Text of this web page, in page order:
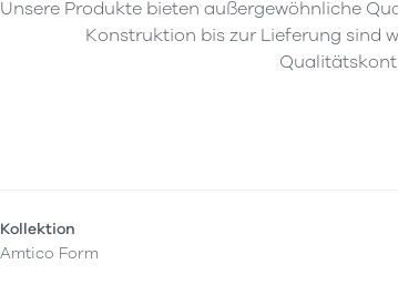
Unsere Produkte bieten außergewöhnliche
Konstruktion bis zur Lieferung sind
Kollektion
Amtico Form